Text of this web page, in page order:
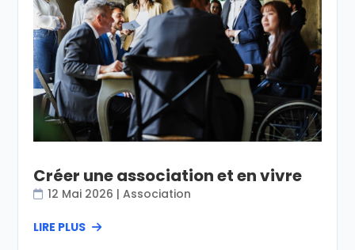
Créer une association et en vivre
12 Mai 2026 |Association
LIRE PLUS